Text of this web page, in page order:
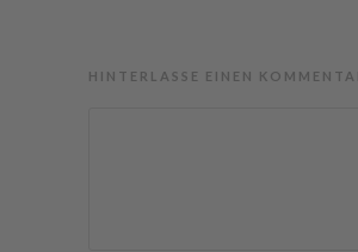
HINTERLASSE EINEN